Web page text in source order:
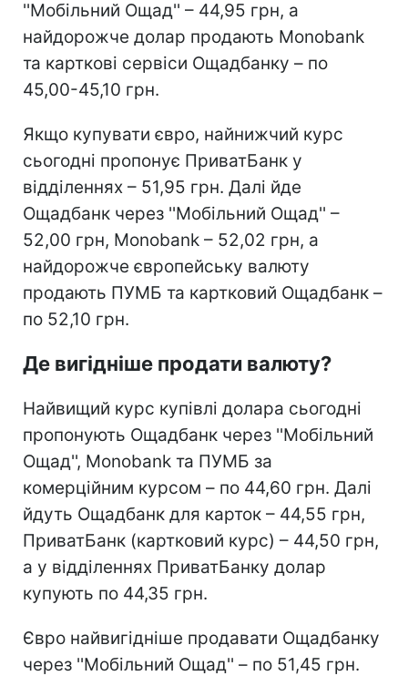
''Мобільний Ощад'' – 44,95 грн, а
найдорожче долар продають Monobank
та карткові сервіси Ощадбанку – по
45,00-45,10 грн.
Якщо купувати євро, найнижчий курс
сьогодні пропонує ПриватБанк у
відділеннях – 51,95 грн. Далі йде
Ощадбанк через ''Мобільний Ощад'' –
52,00 грн, Monobank – 52,02 грн, а
найдорожче європейську валюту
продають ПУМБ та картковий Ощадбанк –
по 52,10 грн.
Де вигідніше продати валюту?
Найвищий курс купівлі долара сьогодні
пропонують Ощадбанк через ''Мобільний
Ощад'', Monobank та ПУМБ за
комерційним курсом – по 44,60 грн. Далі
йдуть Ощадбанк для карток – 44,55 грн,
ПриватБанк (картковий курс) – 44,50 грн,
а у відділеннях ПриватБанку долар
купують по 44,35 грн.
Євро найвигідніше продавати Ощадбанку
через ''Мобільний Ощад'' – по 51,45 грн.